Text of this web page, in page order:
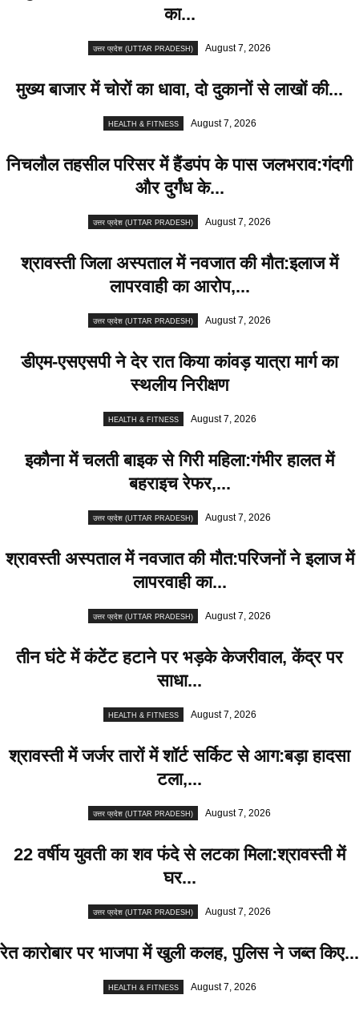
का...
उत्तर प्रदेश (UTTAR PRADESH) August 7, 2026
मुख्य बाजार में चोरों का धावा, दो दुकानों से लाखों की...
HEALTH & FITNESS August 7, 2026
निचलौल तहसील परिसर में हैंडपंप के पास जलभराव:गंदगी
और दुर्गंध के...
उत्तर प्रदेश (UTTAR PRADESH) August 7, 2026
श्रावस्ती जिला अस्पताल में नवजात की मौत:इलाज में
लापरवाही का आरोप,...
उत्तर प्रदेश (UTTAR PRADESH) August 7, 2026
डीएम-एसएसपी ने देर रात किया कांवड़ यात्रा मार्ग का
स्थलीय निरीक्षण
HEALTH & FITNESS August 7, 2026
इकौना में चलती बाइक से गिरी महिला:गंभीर हालत में
बहराइच रेफर,...
उत्तर प्रदेश (UTTAR PRADESH) August 7, 2026
श्रावस्ती अस्पताल में नवजात की मौत:परिजनों ने इलाज में
लापरवाही का...
उत्तर प्रदेश (UTTAR PRADESH) August 7, 2026
तीन घंटे में कंटेंट हटाने पर भड़के केजरीवाल, केंद्र पर
साधा...
HEALTH & FITNESS August 7, 2026
श्रावस्ती में जर्जर तारों में शॉर्ट सर्किट से आग:बड़ा हादसा
टला,...
उत्तर प्रदेश (UTTAR PRADESH) August 7, 2026
22 वर्षीय युवती का शव फंदे से लटका मिला:श्रावस्ती में
घर...
उत्तर प्रदेश (UTTAR PRADESH) August 7, 2026
रेत कारोबार पर भाजपा में खुली कलह, पुलिस ने जब्त किए...
HEALTH & FITNESS August 7, 2026